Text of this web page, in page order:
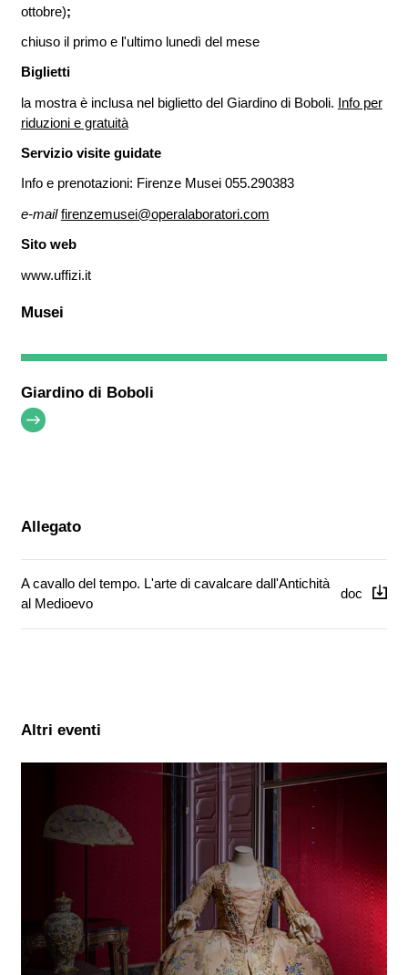
ottobre);
chiuso il primo e l'ultimo lunedì del mese
Biglietti
la mostra è inclusa nel biglietto del Giardino di Boboli. Info per
riduzioni e gratuità
Servizio visite guidate
Info e prenotazioni: Firenze Musei 055.290383
e-mail firenzemusei@operalaboratori.com
Sito web
www.uffizi.it
Musei
Giardino di Boboli
Allegato
A cavallo del tempo. L'arte di cavalcare dall'Antichità
al Medioevo
doc
Altri eventi